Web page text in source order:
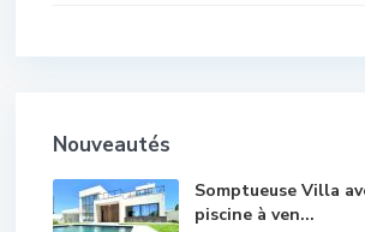
Nouveautés
Somptueuse Villa
piscine à ven...